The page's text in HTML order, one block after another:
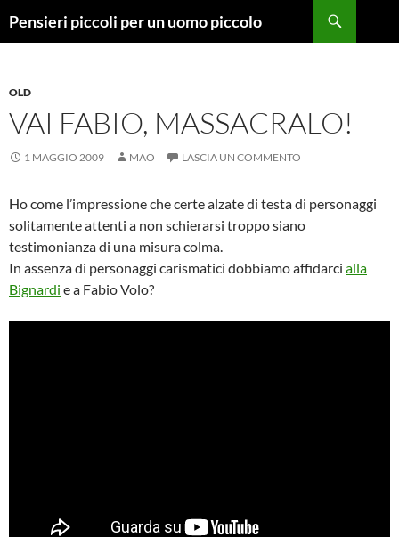
Pensieri piccoli per un uomo piccolo
OLD
VAI FABIO, MASSACRALO!
1 MAGGIO 2009 MAO LASCIA UN COMMENTO
Ho come l’impressione che certe alzate di testa di personaggi
solitamente attenti a non schierarsi troppo siano
testimonianza di una misura colma.
In assenza di personaggi carismatici dobbiamo affidarci alla
Bignardi e a Fabio Volo?